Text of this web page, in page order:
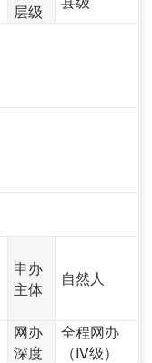
层级
申办
主体
自然人
网办
深度
全程网办
（Ⅳ级）